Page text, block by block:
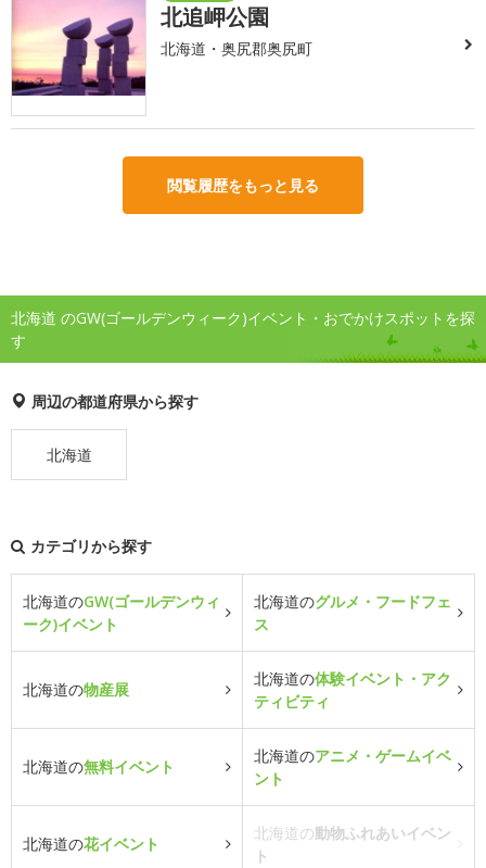
北追岬公園
北海道・奥尻郡奥尻町
閲覧履歴をもっと見る
北海道 のGW(ゴールデンウィーク)イベント・おでかけスポットを探
す
周辺の都道府県から探す
北海道
カテゴリから探す
北海道のGW(ゴールデンウィ
ーク)イベント
北海道のグルメ・フードフェ
ス
北海道の物産展
北海道の体験イベント・アク
ティビティ
北海道の無料イベント
北海道のアニメ・ゲームイベ
ント
北海道の花イベント
北海道の動物ふれあいイベン
ト